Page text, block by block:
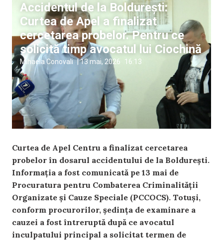
Accidentul de la Boldurești:
Curtea de Apel a finalizat
cercetarea probelor. Pentru ce
solicită timp avocatul lui Ciochină
Mihaela Conovali 13 mai, 2026 16:13
Curtea de Apel Centru a finalizat cercetarea
probelor în dosarul accidentului de la Boldurești.
Informația a fost comunicată pe 13 mai de
Procuratura pentru Combaterea Criminalităţii
Organizate şi Cauze Speciale (PCCOCS). Totuși,
conform procurorilor, ședința de examinare a
cauzei a fost întreruptă după ce avocatul
inculpatului principal a solicitat termen de